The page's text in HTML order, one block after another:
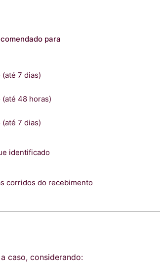
para
(até 7 dias)
(até 48 horas)
(até 7 dias)
identificado
corridos do recebimento
caso, considerando: